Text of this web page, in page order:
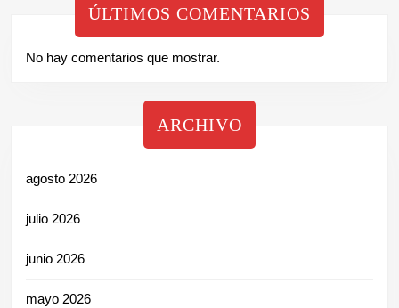
ÚLTIMOS COMENTARIOS
No hay comentarios que mostrar.
ARCHIVO
agosto 2026
julio 2026
junio 2026
mayo 2026